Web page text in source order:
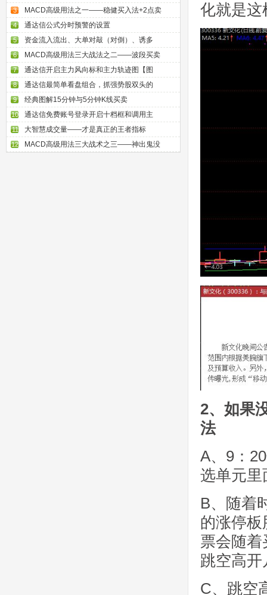
3 MACD高级用法之一——稳健买入法+2点卖
4 通达信公式分时预警的设置
5 资金流入流出、大单对敲（对倒）、诱多
6 MACD高级用法三大战法之二——波段买卖
7 通达信开启主力风向标和主力轨迹图【图
8 通达信最简单看盘组合，抓强势股双头的
9 经典图解15分钟与5分钟K线买卖
10 通达信免费账号登录开启十档框和调用主
11 大智慧成交量——才是真正的王者指标
12 MACD高级用法三大战术之三——神出鬼没
化就是这
2、如果
法
A、9：
选单元里
B、随着
的涨停
票会随
跳空高开
C、跳空